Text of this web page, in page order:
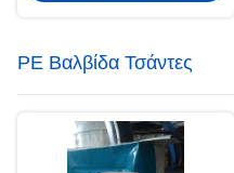
PE Βαλβίδα Τσάντες